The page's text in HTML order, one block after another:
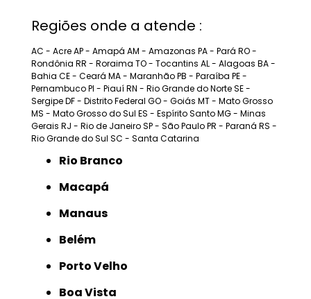
Regiões onde a atende :
AC - AcreAP - Amapá AM - Amazonas PA - Pará RO -
Rondônia RR - Roraima TO - Tocantins AL - Alagoas BA -
Bahia CE - Ceará MA - MaranhãoPB - Paraíba PE -
PernambucoPI - PiauíRN - Rio Grande do NorteSE -
SergipeDF - Distrito Federal GO - Goiás MT - Mato Grosso
MS - Mato Grosso do Sul ES - Espírito SantoMG - Minas
Gerais RJ - Rio de JaneiroSP - São PauloPR - Paraná RS -
Rio Grande do Sul SC - Santa Catarina
Rio Branco
Macapá
Manaus
Belém
Porto Velho
Boa Vista